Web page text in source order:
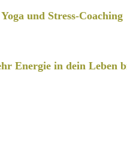
und Stress-Coaching
Energie in dein Leben